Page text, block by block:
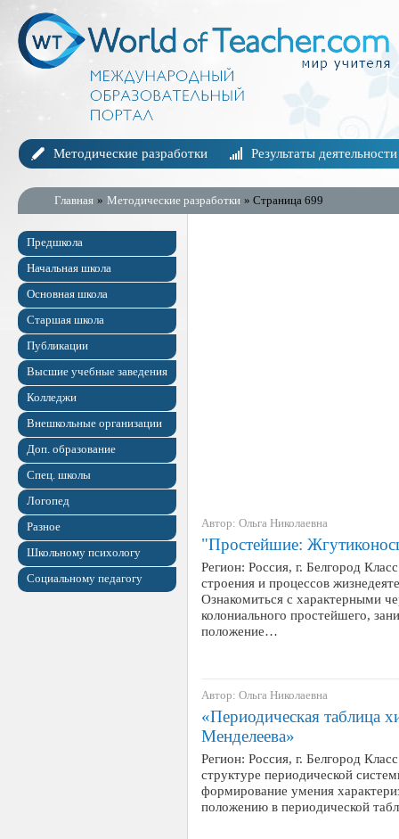
Методические разработки Результаты деятельности
Главная » Методические разработки » Страница 699
Предшкола
Начальная школа
Основная школа
Старшая школа
Публикации
Высшие учебные заведения
Колледжи
Внешкольные организации
Доп. образование
Спец. школы
Логопед
Разное
Школьному психологу
Социальному педагогу
Автор: Ольга Николаевна
"Простейшие:
Регион: Россия, г. Белгород
строения и процессов
Ознакомиться с характерными
колониального простейшего,
положение…
Автор: Ольга Николаевна
«Периодическая таблица
Менделеева»
Регион: Россия, г. Белгород
структуре периодической
формирование умения
положению в периодической